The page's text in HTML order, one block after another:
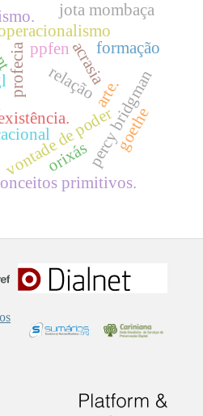
profecia relação
vontade de poder
acrasiaformação
primitivos.
percy bridgman
arte.
goethe
jota mombaça
ppfen
orixás